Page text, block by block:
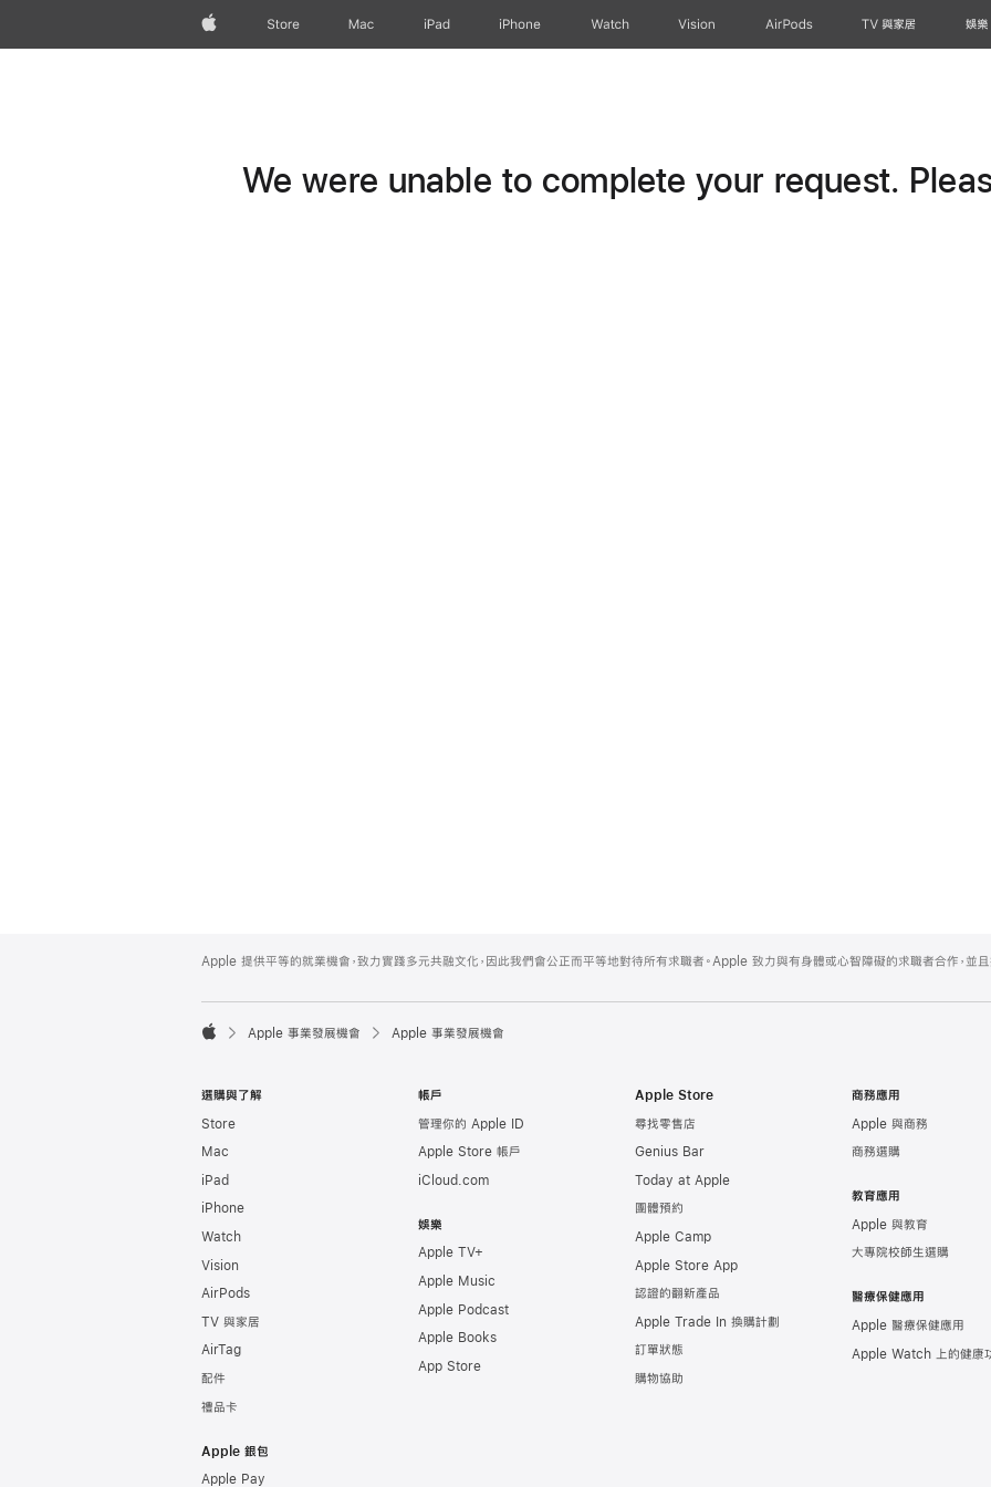
Apple Store Mac iPad iPhone Watch Vision AirPods TV 與家居 娛樂
We were unable to complete your request.
Footer
Apple 提供平等的就業機會，致力實踐多元共融文化，因此我們會公正而平等地對待所有求職者。Apple 致力與有身體或心智障礙的求職者合作，並且

Apple 事業發展機會 Apple 事業發展機會
選購與了解
Store
Mac
iPad
iPhone
Watch
Vision
AirPods
TV 與家居
AirTag
配件
禮品卡
Apple 銀包
Apple Pay
帳戶
管理你的 Apple ID
Apple Store 帳戶
iCloud.com
娛樂
Apple TV+
Apple Music
Apple Podcast
Apple Books
App Store
Apple Store
尋找零售店
Genius Bar
Today at Apple
團體預約
Apple Camp
Apple Store App
認證的翻新產品
Apple Trade In 換購計劃
訂單狀態
購物協助
商務應用
Apple 與商務
商務選購
教育應用
Apple 與教育
大專院校師生選購
醫療保健應用
Apple 醫療保健應用
Apple Watch 上的健康